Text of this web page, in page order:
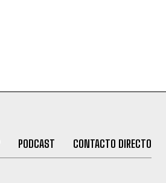
PODCAST CONTACTO DIRECTO